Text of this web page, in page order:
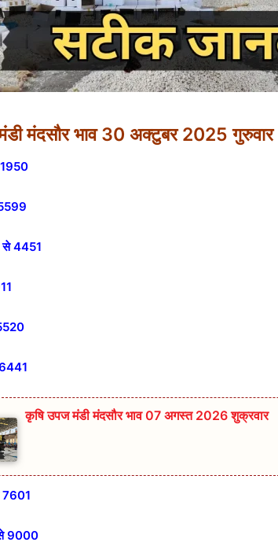
मंदसौर भाव 30 अक्टुबर 2025 गुरुवार
से 4451
कृषि उपज मंडी मंदसौर भाव 07 अगस्त 2026 शुक्रवार
7601
9000